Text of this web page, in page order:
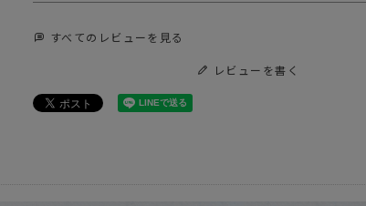
すべてのレビューを見る
レビューを書く